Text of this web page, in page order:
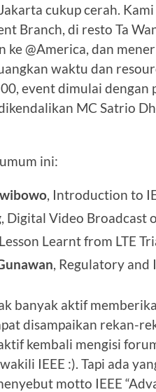
cukup cerah.
Branch, di resto Ta
ke @America, dan
waktu dan
event dimulai dengan
MC Satrio
ini:
, Introduction to
, Digital Video Broadcast
Learnt from LTE
, Regulatory and
banyak aktif
disampaikan rekan-
kembali mengisi
IEEE :). Tapi ada
motto IEEE